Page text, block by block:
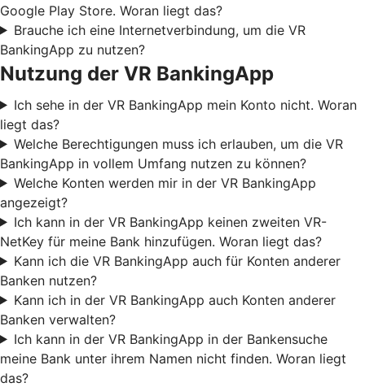
Google Play Store. Woran liegt das?
Brauche ich eine Internetverbindung, um die VR
BankingApp zu nutzen?
Nutzung der VR BankingApp
Ich sehe in der VR BankingApp mein Konto nicht. Woran
liegt das?
Welche Berechtigungen muss ich erlauben, um die VR
BankingApp in vollem Umfang nutzen zu können?
Welche Konten werden mir in der VR BankingApp
angezeigt?
Ich kann in der VR BankingApp keinen zweiten VR-
NetKey für meine Bank hinzufügen. Woran liegt das?
Kann ich die VR BankingApp auch für Konten anderer
Banken nutzen?
Kann ich in der VR BankingApp auch Konten anderer
Banken verwalten?
Ich kann in der VR BankingApp in der Bankensuche
meine Bank unter ihrem Namen nicht finden. Woran liegt
das?